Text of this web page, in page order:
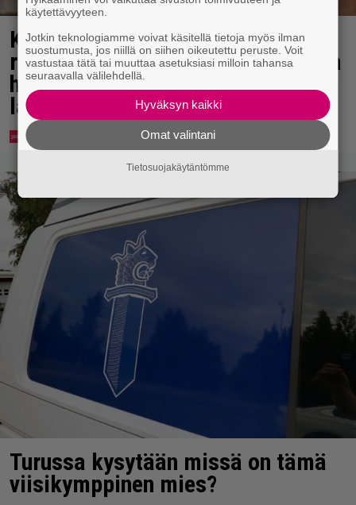
Karita Tykän ja Sami Saikkosen
rakkaus kukoistaa – vähäpukeista
hempeilyä ja leveitä virnistyksiä
laiturilla
Turussa kysytään missä on tämä
viisikymppinen mies?
käytettävyyteen.
Jotkin teknologiamme voivat käsitellä tietoja myös ilman
suostumusta, jos niillä on siihen oikeutettu peruste. Voit
vastustaa tätä tai muuttaa asetuksiasi milloin tahansa
seuraavalla välilehdellä.
Hyväksyn kaikki
Omat valintani
Tietosuojakäytäntömme